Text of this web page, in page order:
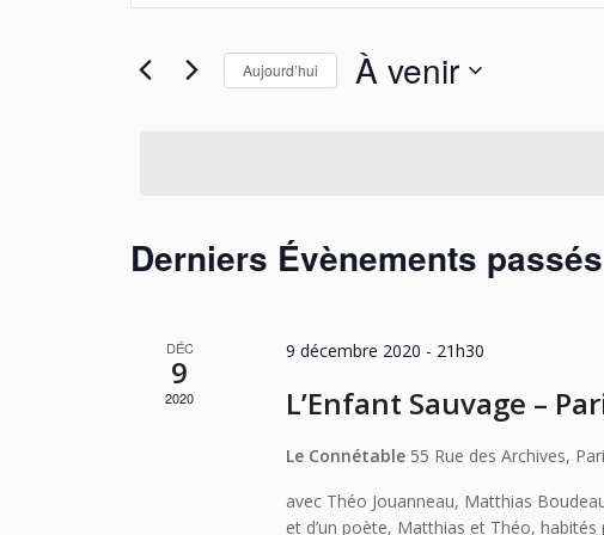
navigation
de
vues
Évènements
Aujourd’hui À venir
Derniers Évènements passés
DÉC
9
2020
9 décembre 2020 - 21h30
L’Enfant Sauvage –
Le Connétable 55 Rue des Archives,
avec Théo Jouanneau, Matthias
et d’un poète, Matthias et Théo,